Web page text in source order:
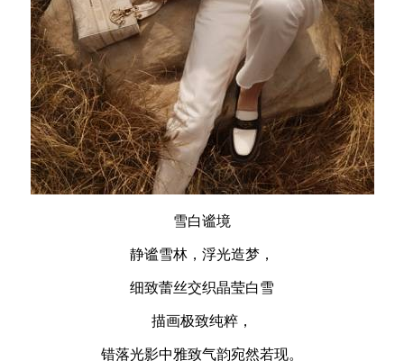
雪白谧境
静谧雪林，浮光造梦，
细致蕾丝交织晶莹白雪
描画极致纯粹，
错落光影中雅致气韵宛然若现。